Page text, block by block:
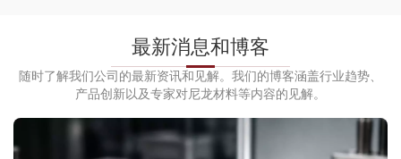
最新消息和博客
随时了解我们公司的最新资讯和见解。我们的博客涵盖行业趋势、
产品创新以及专家对尼龙材料等内容的见解。